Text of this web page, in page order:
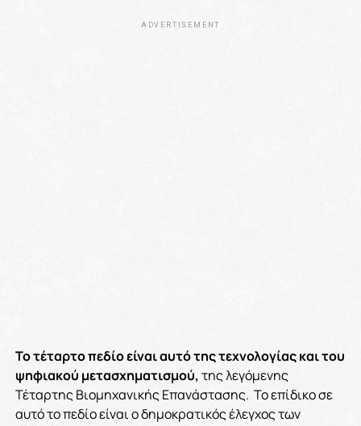
ADVERTISEMENT
Το τέταρτο πεδίο είναι αυτό της τεχνολογίας και του
ψηφιακού μετασχηματισμού, της λεγόμενης
Τέταρτης Βιομηχανικής Επανάστασης. Το επίδικο σε
αυτό το πεδίο είναι ο δημοκρατικός έλεγχος των